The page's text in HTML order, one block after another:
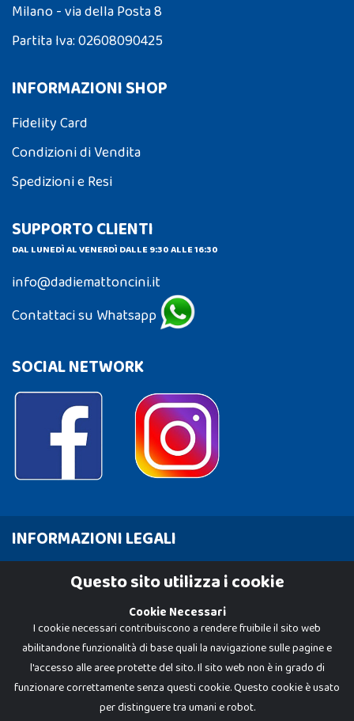
Milano - via della Posta 8
Partita Iva: 02608090425
INFORMAZIONI SHOP
Fidelity Card
Condizioni di Vendita
Spedizioni e Resi
SUPPORTO CLIENTI
DAL LUNEDÌ AL VENERDÌ DALLE 9:30 ALLE 16:30
info@dadiemattoncini.it
Contattaci su Whatsapp
SOCIAL NETWORK
INFORMAZIONI LEGALI
Cookie PolicyQuesto sito utilizza i cookie
Cookie Necessari
I cookie necessari contribuiscono a rendere fruibile il sito web
abilitandone funzionalità di base quali la navigazione sulle pagine e
l'accesso alle aree protette del sito. Il sito web non è in grado di
funzionare correttamente senza questi cookie. Questo cookie è usato
per distinguere tra umani e robot.